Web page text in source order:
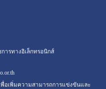
ารทางอิเล็กทรอนิกส์
พื่อเพิ่มความสามารถการแข่งขันและ